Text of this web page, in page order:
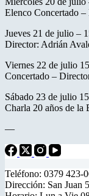
Elenco Concertado
Jueves 21 de julio –
Director: Adrián
Viernes 22 de julio
Concertado –
Sábado 23 de julio
Charla 20 años de la
—
Teléfono: 0379 423-
Dirección: San Juan